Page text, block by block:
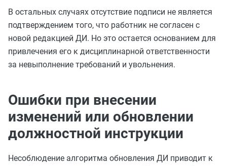
В остальных случаях отсутствие подписи не является
подтверждением того, что работник не согласен с
новой редакцией ДИ. Но это остается основанием для
привлечения его к дисциплинарной ответственности
за невыполнение требований и увольнения.
Ошибки при внесении
изменений или обновлении
должностной инструкции
Несоблюдение алгоритма обновления ДИ приводит к